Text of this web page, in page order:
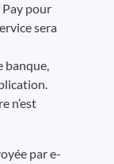
pour
sera
banque,
n’est
par e-